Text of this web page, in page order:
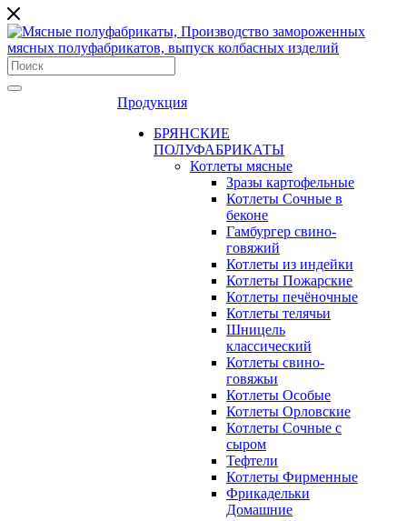
Продукция
БРЯНСКИЕ
ПОЛУФАБРИКАТЫ
Котлеты мясные
Зразы картофельные
Котлеты Сочные в
беконе
Гамбургер свино-
говяжий
Котлеты из индейки
Котлеты Пожарские
Котлеты печёночные
Котлеты телячьи
Шницель
классический
Котлеты свино-
говяжьи
Котлеты Особые
Котлеты Орловские
Котлеты Сочные с
сыром
Тефтели
Котлеты Фирменные
Фрикадельки
Домашние